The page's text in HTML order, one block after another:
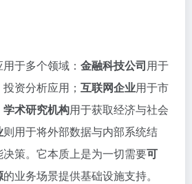
于多个领域： 金融科技公司用于
资分析应用； 互联网企业用于市
学术研究机构用于获取经济与社会
则用于将外部数据与内部系统结
策。它本质上是为一切需要可
的业务场景提供基础设施支持。